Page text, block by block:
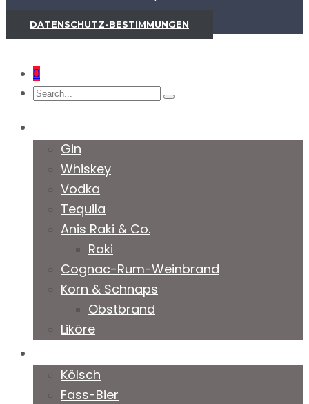
DATENSCHUTZ-BESTIMMUNGEN
0
Gin
Whiskey
Vodka
Tequila
Anis Raki & Co.
Raki
Cognac-Rum-Weinbrand
Korn & Schnaps
Obstbrand
Liköre
Kölsch
Fass-Bier